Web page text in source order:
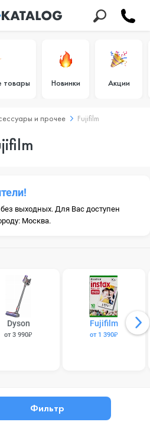
товары Новинки Акции
и прочее Fujifilm
выходных. Для Вас доступен
Москва.
Dyson
от 3 990₽
Fujifilm
от 1 390₽
Фильтр